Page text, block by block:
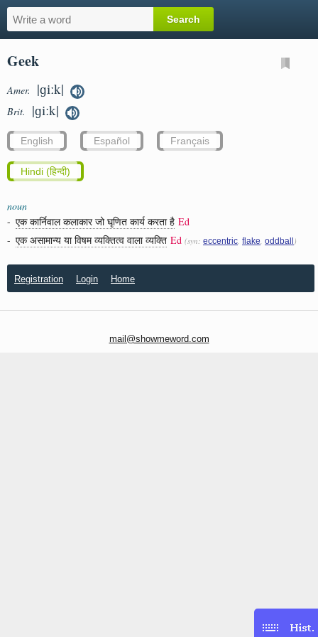
Geek
Amer. |ɡiːk|
Brit. |ɡiːk|
English Español Français
Hindi (हिन्दी)
noun
- एक कार्निवाल कलाकार जो घृणित कार्य करता है Ed
- एक असामान्य या विषम व्यक्तित्व वाला व्यक्ति Ed (syn: eccentric flake oddball )
Registration Login Home
mail@showmeword.com